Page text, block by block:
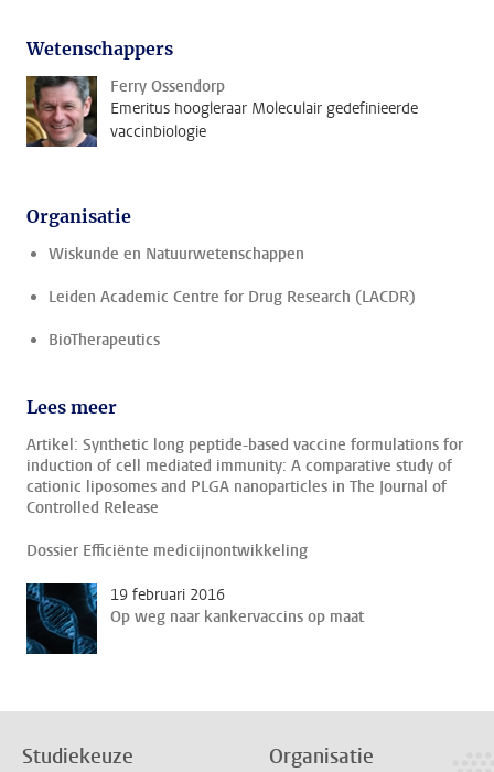
Wetenschappers
Ferry Ossendorp
Emeritus hoogleraar Moleculair gedefinieerde
vaccinbiologie
Organisatie
Wiskunde en Natuurwetenschappen
Leiden Academic Centre for Drug Research (LACDR)
BioTherapeutics
Lees meer
Artikel: Synthetic long peptide-based vaccine formulations for
induction of cell mediated immunity: A comparative study of
cationic liposomes and PLGA nanoparticles in The Journal of
Controlled Release
Dossier Efficiënte medicijnontwikkeling
19 februari 2016
Op weg naar kankervaccins op maat
Studiekeuze Organisatie